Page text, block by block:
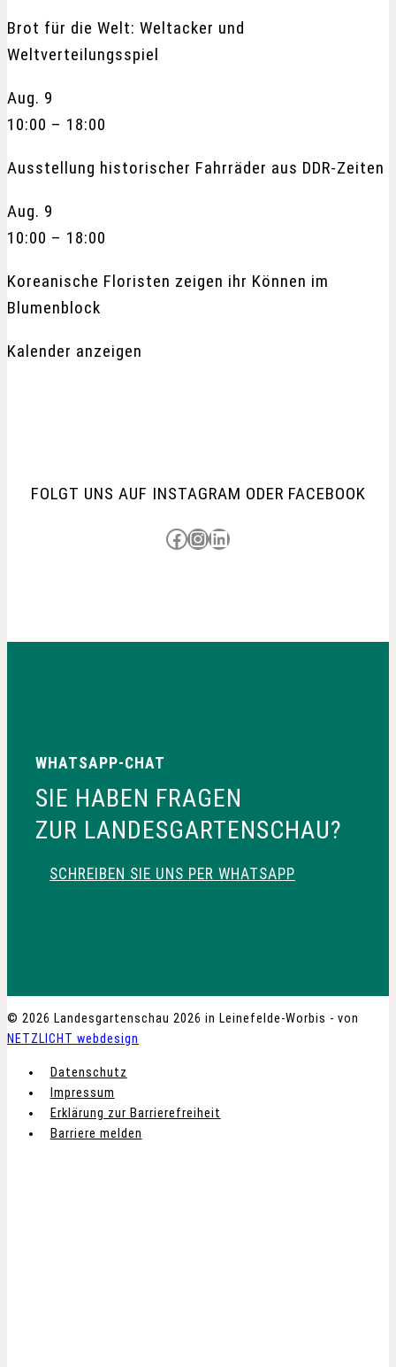
Brot für die Welt: Weltacker und
Weltverteilungsspiel
Aug. 9
10:00 – 18:00
Ausstellung historischer Fahrräder aus DDR-Zeiten
Aug. 9
10:00 – 18:00
Koreanische Floristen zeigen ihr Können im
Blumenblock
Kalender anzeigen
FOLGT UNS AUF INSTAGRAM ODER FACEBOOK
Besuche uns auf Facebook
Besuche uns auf Instagram
LinkedIn
WHATSAPP-CHAT
SIE HABEN FRAGEN
ZUR LANDESGARTENSCHAU?
SCHREIBEN SIE UNS PER WHATSAPP
© 2026 Landesgartenschau 2026 in Leinefelde-Worbis - von
NETZLICHT webdesign
Datenschutz
Impressum
Erklärung zur Barrierefreiheit
Barriere melden